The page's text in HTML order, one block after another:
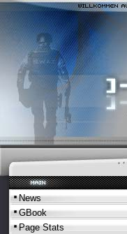
News
GBook
Page Stats